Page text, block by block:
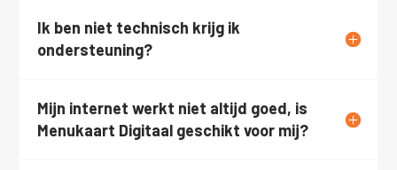
Ik ben niet technisch krijg ik
ondersteuning?
Mijn internet werkt niet altijd goed, is
Menukaart Digitaal geschikt voor mij?